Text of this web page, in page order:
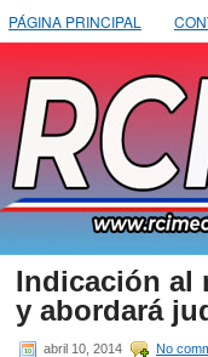
PÁGINA PRINCIPAL
Indicación al
y abordará
abril 10, 2014 No